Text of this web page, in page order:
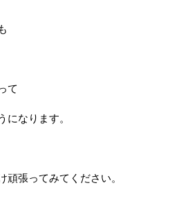
て
になります。
頑張ってみてください。